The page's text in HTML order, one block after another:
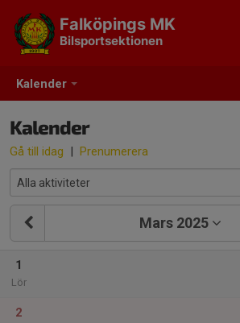
Kalender
Falköpings MK
Bilsportsektionen
Kalender
Gå till idag | Prenumerera
Mars 2025
1
Lör
2